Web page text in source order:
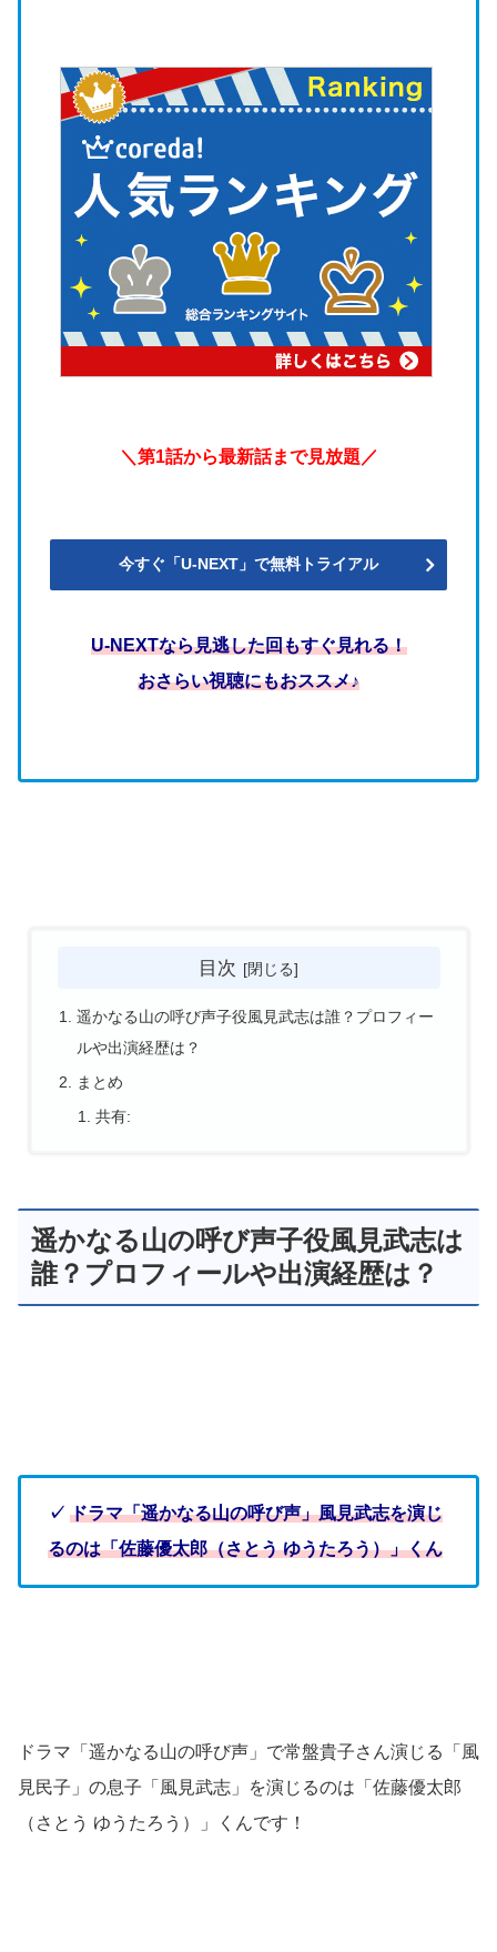
＼第1話から最新話まで見放題／
今すぐ「U-NEXT」で無料トライアル
U-NEXTなら見逃した回もすぐ見れる！
おさらい視聴にもおススメ♪
目次
遥かなる山の呼び声子役風見武志は誰？プロフィー
ルや出演経歴は？
まとめ
共有:
遥かなる山の呼び声子役風見武志は
誰？プロフィールや出演経歴は？
✓ ドラマ「遥かなる山の呼び声」風見武志を演じ
るのは「佐藤優太郎（さとう ゆうたろう）」くん
ドラマ「遥かなる山の呼び声」で常盤貴子さん演じる「風
見民子」の息子「風見武志」を演じるのは「佐藤優太郎
（さとう ゆうたろう）」くんです！